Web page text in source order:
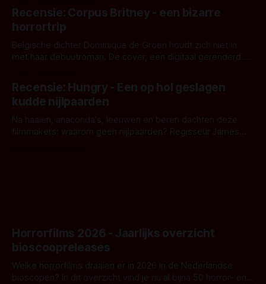
'Skeletons', een nieuwe creature feature waarvoor de
opnames zijn gestart in Australië.
Recensie: Corpus Britney - een bizarre
horrortrip
Belgische dichter Dominique de Groen houdt zich niet in
met haar debuutroman. De cover, een digitaal gerenderd en
achtergrond, belooft iets kleurrijks maar onheilspellends,
iets ongrijpbaars. En dat maakt De Groen met ieder woord
waar.
Recensie: Hungry - Een op hol geslagen
kudde nijlpaarden
Na haaien, anaconda's, leeuwen en beren dachten deze
filmmakers: waarom geen nijlpaarden? Regisseur James
Horrorfilms 2026 - Jaarlijks overzicht
bioscoopreleases
Welke horrorfilms draaien er in 2026 in de Nederlandse
bioscopen? In dit overzicht vind je nu al bijna 50 horror- en